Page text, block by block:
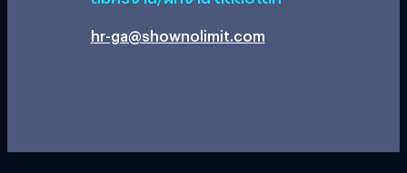
hr-ga@shownolimit.com